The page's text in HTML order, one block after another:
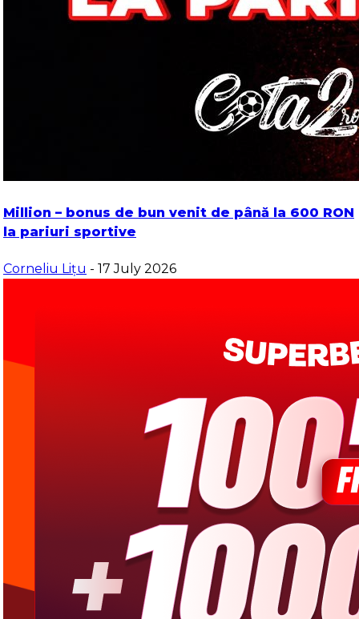
Million – bonus de bun venit de până la 600 RON
la pariuri sportive
Corneliu Lițu - 17 July 2026